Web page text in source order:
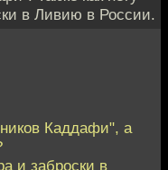
в Ливию в России.
Каддафи", а
и заброски в